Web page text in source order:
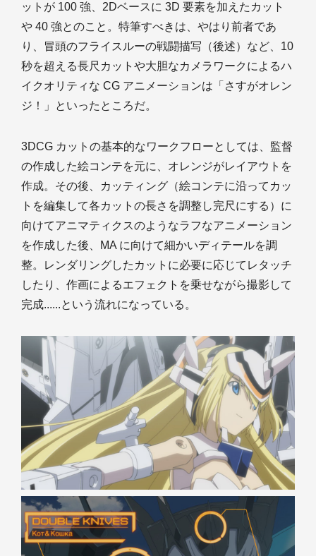
ットが 100 強、2Dベースに 3D 要素を加えたカット
や 40 強とのこと。特筆すべきは、やはり前者であ
り、冒頭のフライスルーの戦闘描写（後述）など、10
秒を超える長尺カットや大胆なカメラワークによるハ
イクオリティな CG アニメーションは「さすがオレン
ジ！」といったところだ。
3DCG カットの基本的なワークフローとしては、監督
の作成した絵コンテを元に、オレンジがレイアウトを
作成。その後、カッティング（絵コンテに沿ってカッ
トを編集して各カットの長さを調整し完尺にする）に
向けてアニマティクスのようなラフなアニメーション
を作成した後、MA に向けて細かいディテールを調
整。レンダリングしたカットに必要に応じてレタッチ
したり、作画によるエフェクトを乗せながら撮影して
完成......という流れになっている。